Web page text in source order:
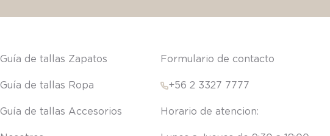
Guía de tallas Zapatos
Guía de tallas Ropa
Guía de tallas Accesorios
Formulario de contacto
+56 2 3327 7777